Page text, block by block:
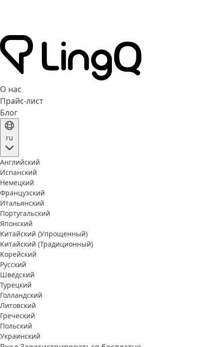
О нас
Прайс-лист
Блог
ru
Английский
Испанский
Немецкий
Французский
Итальянский
Португальский
Японский
Китайский (Упрощенный)
Китайский (Традиционный)
Корейский
Русский
Шведский
Турецкий
Голландский
Литовский
Греческий
Польский
Украинский